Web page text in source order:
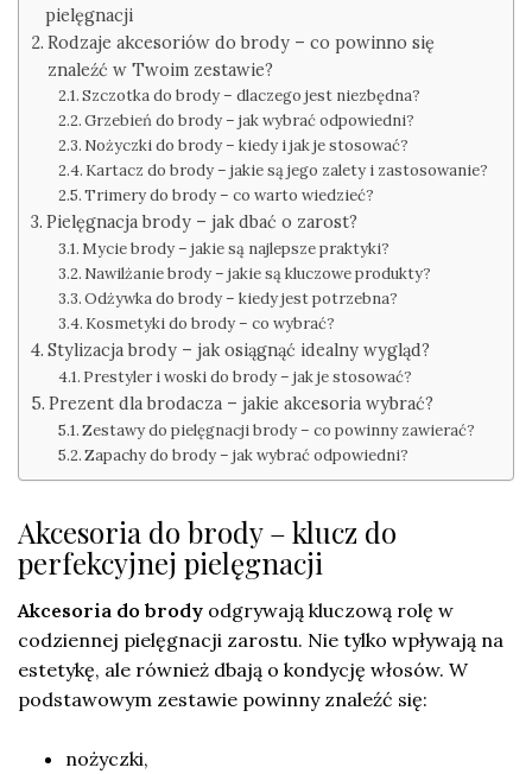
pielęgnacji
Rodzaje akcesoriów do brody – co powinno się
znaleźć w Twoim zestawie?
Szczotka do brody – dlaczego jest niezbędna?
Grzebień do brody – jak wybrać odpowiedni?
Nożyczki do brody – kiedy i jak je stosować?
Kartacz do brody – jakie są jego zalety i zastosowanie?
Trimery do brody – co warto wiedzieć?
Pielęgnacja brody – jak dbać o zarost?
Mycie brody – jakie są najlepsze praktyki?
Nawilżanie brody – jakie są kluczowe produkty?
Odżywka do brody – kiedy jest potrzebna?
Kosmetyki do brody – co wybrać?
Stylizacja brody – jak osiągnąć idealny wygląd?
Prestyler i woski do brody – jak je stosować?
Prezent dla brodacza – jakie akcesoria wybrać?
Zestawy do pielęgnacji brody – co powinny zawierać?
Zapachy do brody – jak wybrać odpowiedni?
Akcesoria do brody – klucz do
perfekcyjnej pielęgnacji
Akcesoria do brody odgrywają kluczową rolę w
codziennej pielęgnacji zarostu. Nie tylko wpływają na
estetykę, ale również dbają o kondycję włosów. W
podstawowym zestawie powinny znaleźć się:
nożyczki,